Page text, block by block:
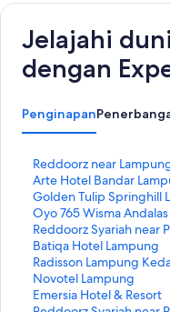
Jelajahi
dengan
Penginapan
Reddoorz near
T
a
u
t
a
n
S
t
a
Arte Hotel Bandar
T
a
u
t
a
n
S
t
Golden Tulip Springhill
T
a
u
t
a
n
S
Oyo 765 Wisma
T
a
u
t
a
n
Reddoorz Syariah near
T
a
u
t
a
Batiqa Hotel Lampung
T
a
u
t
Radisson Lampung
T
a
u
Novotel Lampung
T
a
Emersia Hotel & Resort
T